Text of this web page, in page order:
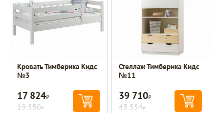
Кровать Тимберика Кидс
№3
17 824Р
19 550Р
Стеллаж Тимберика Кидс
№11
39 710Р
43 554Р